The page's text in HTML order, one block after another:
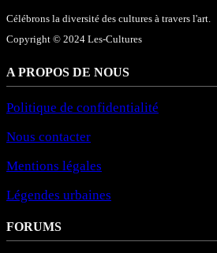
Célébrons la diversité des cultures à travers l'art.
Copyright © 2024 Les-Cultures
A PROPOS DE NOUS
Politique de confidentialité
Nous contacter
Mentions légales
Légendes urbaines
FORUMS